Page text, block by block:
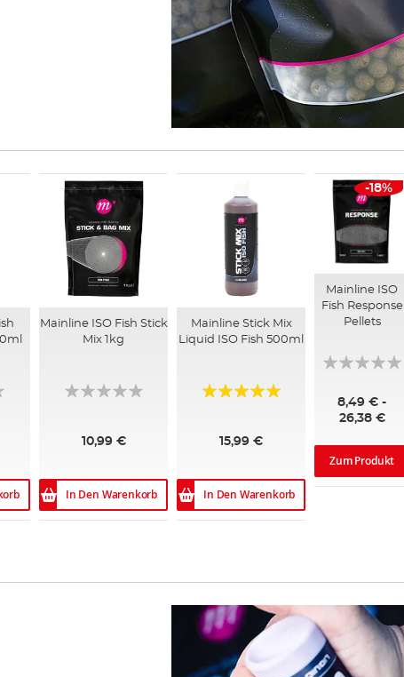
Mainline ISO Fish Stick
Mix 1kg
10,99 €
In Den Warenkorb
Mainline Stick Mix
Liquid ISO Fish 500ml
Bewertung:
15,99 €
In Den Warenkorb
-18%
Mainline ISO
Fish Response
Pellets
8,49 € -
26,38 €
Zum Produkt